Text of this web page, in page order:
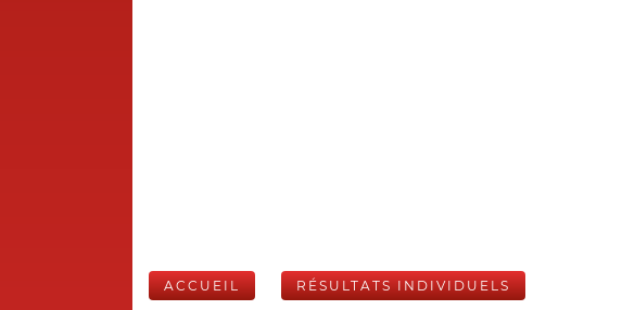
ACCUEIL RÉSULTATS INDIVIDUELS